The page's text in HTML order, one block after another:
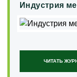
Индустрия
ЧИТАТЬ